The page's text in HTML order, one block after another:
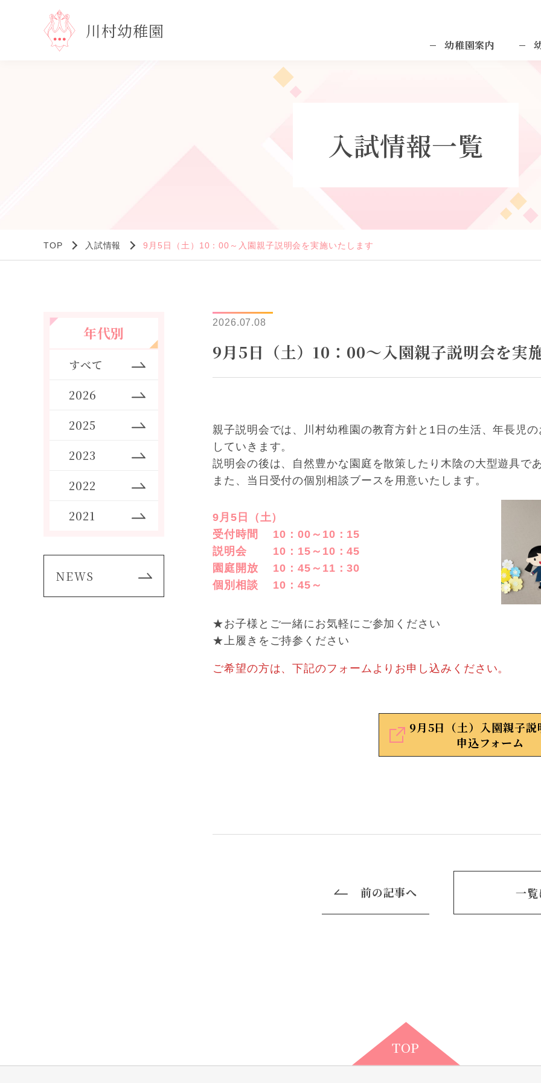
川村幼稚園
幼稚園案内
入試情報一覧
TOP 入試情報 9月5日（土）10：00～入園親子説明会を実施いたします
2026.07.08
9月5日（土）10：00～入園親子説明会を実
親子説明会では、川村幼稚園の教育方針と1日の生活、年長児
していきます。
説明会の後は、自然豊かな園庭を散策したり木陰の大型遊具で
また、当日受付の個別相談ブースを用意いたします。
9月5日（土）
受付時間 10：00～10：15
説明会 10：15～10：45
園庭開放 10：45～11：30
個別相談 10：45～
★お子様とご一緒にお気軽にご参加ください
★上履きをご持参ください
ご希望の方は、下記のフォームよりお申し込みください。
9月5日（土）入園親子
申込フォーム
前の記事へ 一
年代別
すべて
2026
2025
2023
2022
2021
NEWS
TOP